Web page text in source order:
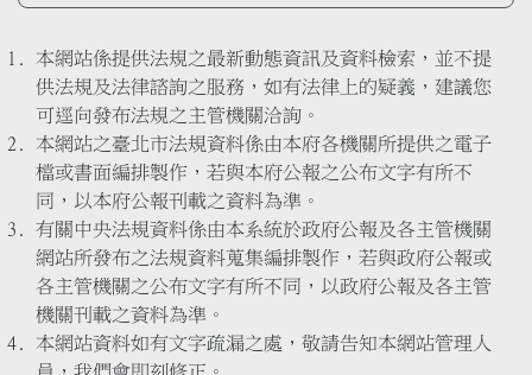
本網站係提供法規之最新動態資訊及資料檢索，並不提
供法規及法律諮詢之服務，如有法律上的疑義，建議您
可逕向發布法規之主管機關洽詢。
本網站之臺北市法規資料係由本府各機關所提供之電子
檔或書面編排製作，若與本府公報之公布文字有所不
同，以本府公報刊載之資料為準。
有關中央法規資料係由本系統於政府公報及各主管機關
網站所發布之法規資料蒐集編排製作，若與政府公報或
各主管機關之公布文字有所不同，以政府公報及各主管
機關刊載之資料為準。
本網站資料如有文字疏漏之處，敬請告知本網站管理人
員，我們會即刻修正。